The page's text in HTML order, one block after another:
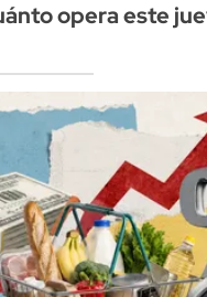
opera este